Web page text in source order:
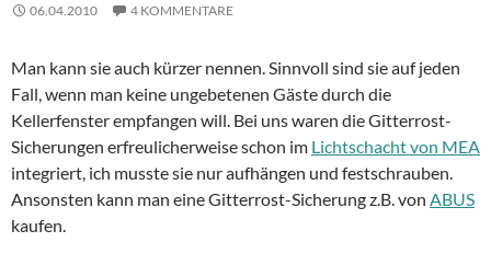
06.04.2010 4 KOMMENTARE
Man kann sie auch kürzer nennen. Sinnvoll sind sie auf jeden
Fall, wenn man keine ungebetenen Gäste durch die
Kellerfenster empfangen will. Bei uns waren die Gitterrost-
Sicherungen erfreulicherweise schon im Lichtschacht von MEA
integriert, ich musste sie nur aufhängen und festschrauben.
Ansonsten kann man eine Gitterrost-Sicherung z.B. von ABUS
kaufen.